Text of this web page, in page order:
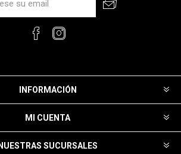
INFORMACIÓN
MI CUENTA
NUESTRAS SUCURSALES